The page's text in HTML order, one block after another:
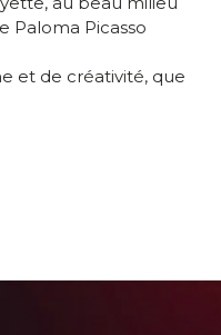
Paloma Picasso
et de créativité, que